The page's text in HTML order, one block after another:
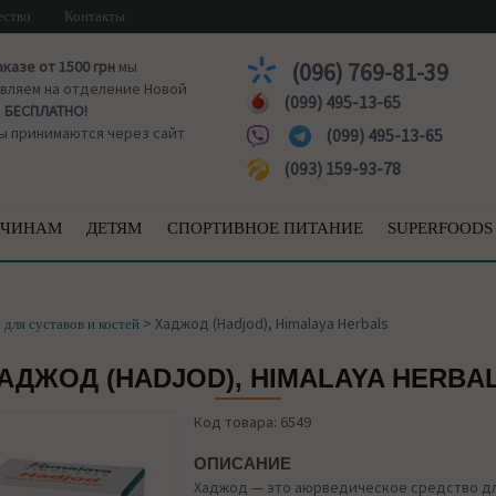
Контакты
от 1500 грнмы
на отделение Новой
БЕСПЛАТНО!
принимаются через сайт
(096) 769-81-39
(099) 495-13-65
(099) 495-13-65
(093) 159-93-78
ДЕТЯМ СПОРТИВНОЕ ПИТАНИЕ SUPERFOODS
суставов и костей > Хаджод (Hadjod), Himalaya Herbals
(HADJOD), HIMALAYA
Код товара: 6549
ОПИСАНИЕ
Хаджод — это аюрведическое средство